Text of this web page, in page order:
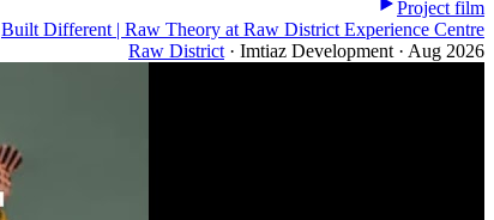
Project film
Built Different | Raw Theory at Raw District Experience Centre
Raw District · Imtiaz Development · Aug 2026